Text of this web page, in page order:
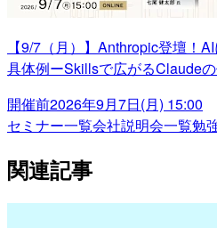
【9/7（月）】Anthropic登壇！
具体例ーSkillsで広がるClaude
開催前2026年9月7日(月) 15:00
セミナー一覧会社説明会一覧勉
関連記事